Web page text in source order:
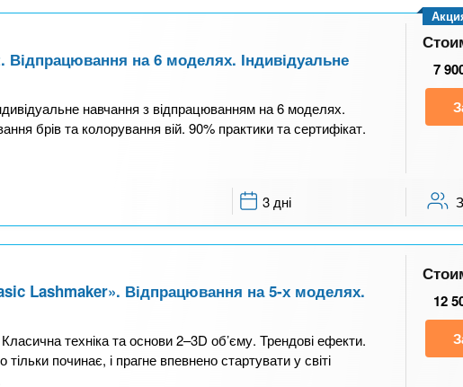
Відпрацювання на 6 моделях. Індивідуальне
навчання з відпрацюванням на 6 моделях.
брів та колорування вій. 90% практики та сертифікат.
7
3 дні
Lashmaker». Відпрацювання на 5-х моделях.
техніка та основи 2–3D об’єму. Трендові ефекти.
починає, і прагне впевнено стартувати у світі
12